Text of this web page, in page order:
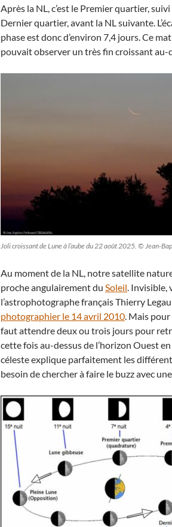
Après la NL, c’est le Premier quartier,
Dernier quartier, avant la NL suivante.
phase est donc d’environ 7,4 jours. Ce
pouvait observer un très fin croissant au-
Joli croissant de Lune à l’aube du 22 août 2025. © Jean-
Au moment de la NL, notre satellite
proche angulairement du Soleil. Invisible,
l’astrophotographe français Thierry
photographier le 14 avril 2010. Mais
faut attendre deux ou trois jours pour
cette fois au-dessus de l’horizon Ouest
céleste explique parfaitement les
besoin de chercher à faire le buzz avec